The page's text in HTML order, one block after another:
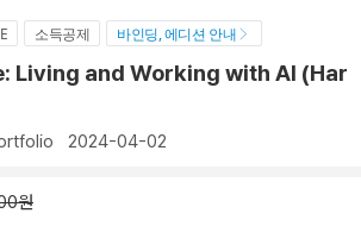
소득공제 바인딩, 에디션 안내
Living and Working with AI (Har
2024-04-02
원